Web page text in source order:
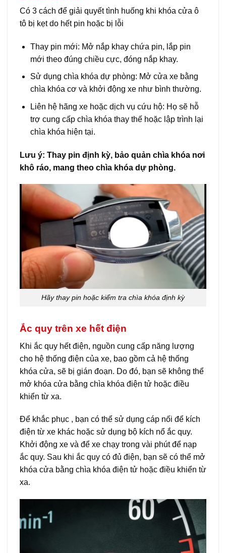
Có 3 cách để giải quyết tình huống khi khóa cửa ô
tô bị kẹt do hết pin hoặc bị lỗi
Thay pin mới: Mở nắp khay chứa pin, lắp pin
mới theo đúng chiều cực, đóng nắp khay.
Sử dụng chìa khóa dự phòng: Mở cửa xe bằng
chìa khóa cơ và khởi động xe như bình thường.
Liên hệ hãng xe hoặc dịch vụ cứu hộ: Họ sẽ hỗ
trợ cung cấp chìa khóa thay thế hoặc lập trình lại
chìa khóa hiện tại.
Lưu ý: Thay pin định kỳ, bảo quản chìa khóa nơi
khô ráo, mang theo chìa khóa dự phòng.
Hãy thay pin hoặc kiểm tra chìa khóa định kỳ
Ắc quy trên xe hết điện
Khi ắc quy hết điện, nguồn cung cấp năng lượng
cho hệ thống điện của xe, bao gồm cả hệ thống
khóa cửa, sẽ bị gián đoạn. Do đó, bạn sẽ không thể
mở khóa cửa bằng chìa khóa điện tử hoặc điều
khiển từ xa.
Để khắc phục , bạn có thể sử dụng cáp nối để kích
điện từ xe khác hoặc sử dụng bộ kích nổ ắc quy.
Khởi động xe và để xe chạy trong vài phút để nạp
ắc quy. Sau khi ắc quy có đủ điện, bạn sẽ có thể mở
khóa cửa bằng chìa khóa điện tử hoặc điều khiển từ
xa.